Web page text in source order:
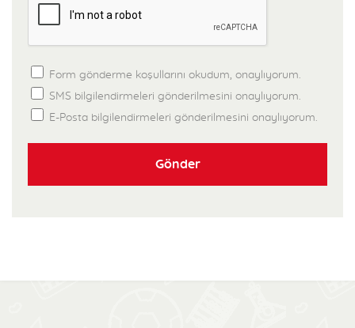
Form gönderme koşullarını okudum, onaylıyorum.
SMS bilgilendirmeleri gönderilmesini onaylıyorum.
E-Posta bilgilendirmeleri gönderilmesini onaylıyorum.
Gönder